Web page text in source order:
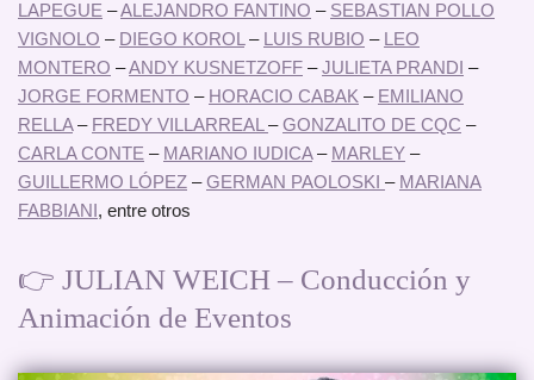
LAPEGUE –ALEJANDRO FANTINO – SEBASTIAN POLLO
VIGNOLO – DIEGO KOROL – LUIS RUBIO – LEO
MONTERO –ANDY KUSNETZOFF –JULIETA PRANDI –
JORGE FORMENTO – HORACIO CABAK – EMILIANO
RELLA– FREDY VILLARREAL –GONZALITO DE CQC –
CARLA CONTE – MARIANO IUDICA– MARLEY –
GUILLERMO LÓPEZ –GERMAN PAOLOSKI – MARIANA
FABBIANI, entre otros
👉 JULIAN WEICH – Conducción y
Animación de Eventos